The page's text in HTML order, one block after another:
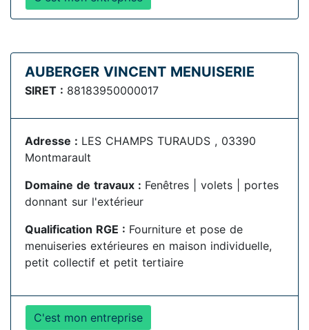
AUBERGER VINCENT MENUISERIE
SIRET : 88183950000017
Adresse : LES CHAMPS TURAUDS , 03390
Montmarault
Domaine de travaux : Fenêtres | volets | portes
donnant sur l'extérieur
Qualification RGE : Fourniture et pose de
menuiseries extérieures en maison individuelle,
petit collectif et petit tertiaire
C'est mon entreprise